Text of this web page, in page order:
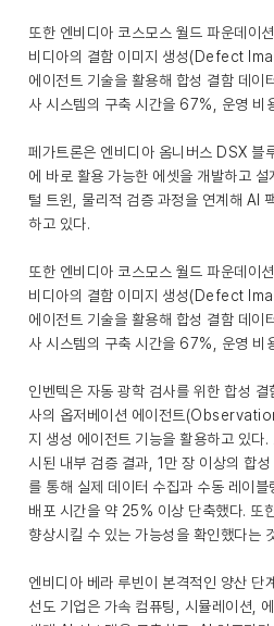
또한 엔비디아 코스모스 월드 파운데이
비디아의 결함 이미지 생성(Defect
에이전트 기술을 활용해 합성 결함 데이
사 시스템의 구축 시간을 67%, 운영 비
페가트론은 엔비디아 옴니버스 DSX 블
에 바로 활용 가능한 에셋을 개발하고
털 트윈, 물리적 검증 과정을 연계해 AI
하고 있다.
또한 엔비디아 코스모스 월드 파운데이
비디아의 결함 이미지 생성(Defect
에이전트 기술을 활용해 합성 결함 데이
사 시스템의 구축 시간을 67%, 운영 비
인벤텍은 자동 광학 검사를 위한 합성
사의 옵저베이션 에이전트
지 생성 에이전트 기능을 활용하고 있다
시된 내부 검증 결과, 1만 장 이상의 합
를 통해 실제 데이터 수집과 수동 레이
배포 시간을 약 25% 이상 단축했다. 또
향상시킬 수 있는 가능성을 확인했다는
엔비디아 베라 루빈이 본격적인 양산 단
선도 기업은 가속 컴퓨팅, 시뮬레이션,